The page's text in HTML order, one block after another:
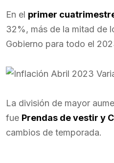
En el primer
32%, más de la mitad de
Gobierno para todo el
La división de mayor
fue Prendas de vestir y
cambios de temporada.